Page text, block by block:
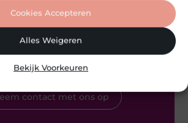
Cookies Accepteren
Alles Weigeren
Bekijk Voorkeuren
Gezondheid Tips - Deel je verhaal
wil je meteen aan de slag? Neem vandaag
ons op en ontdek wat onze blog voor jou
kan betekenen!
contact met ons op